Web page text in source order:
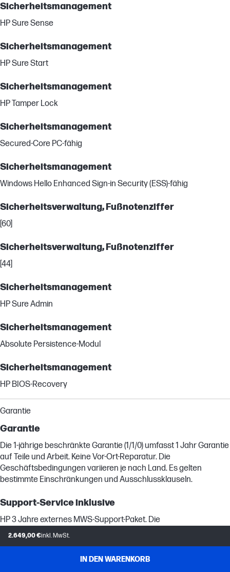
2.649,00 €inkl. MwSt.
IN DEN WARENKORB
Sicherheitsmanagement
HP Sure Sense
Sicherheitsmanagement
HP Sure Start
Sicherheitsmanagement
HP Tamper Lock
Sicherheitsmanagement
Secured-Core PC-fähig
Sicherheitsmanagement
Windows Hello Enhanced Sign-in Security (ESS)-fähig
Sicherheitsverwaltung, Fußnotenziffer
[60]
Sicherheitsverwaltung, Fußnotenziffer
[44]
Sicherheitsmanagement
HP Sure Admin
Sicherheitsmanagement
Absolute Persistence-Modul
Sicherheitsmanagement
HP BIOS-Recovery
Garantie
Garantie
Die 1-jährige beschränkte Garantie (1/1/0) umfasst 1 Jahr Garantie
auf Teile und Arbeit. Keine Vor-Ort-Reparatur. Die
Geschäftsbedingungen variieren je nach Land. Es gelten
bestimmte Einschränkungen und Ausschlussklauseln.
Support-Service inklusive
HP 3 Jahre externes MWS-Support-Paket. Die
Geschäftsbedingungen finden Sie unter